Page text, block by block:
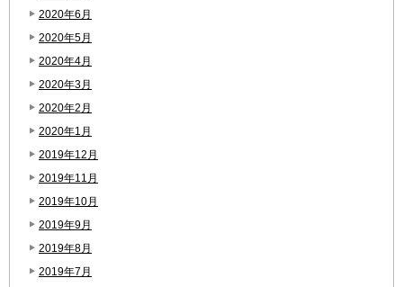
2020年6月
2020年5月
2020年4月
2020年3月
2020年2月
2020年1月
2019年12月
2019年11月
2019年10月
2019年9月
2019年8月
2019年7月